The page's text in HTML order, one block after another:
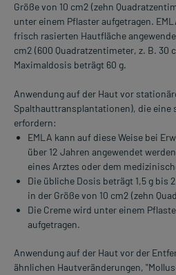
Größe von 10 cm2 (zehn
unter einem Pflaster aufgetragen.
frisch rasierten Hautfläche
cm2 (600 Quadratzentimeter, z. B. 30
Maximaldosis beträgt 60 g.
Anwendung auf der Haut vor
Spalthauttransplantationen), die eine
erfordern:
EMLA kann auf diese Weise bei
über 12 Jahren angewendet
eines Arztes oder dem
Die übliche Dosis beträgt 1,5 g bis
in der Größe von 10 cm2 (zehn
Die Creme wird unter einem
aufgetragen.
Anwendung auf der Haut vor der
ähnlichen Hautveränderungen,